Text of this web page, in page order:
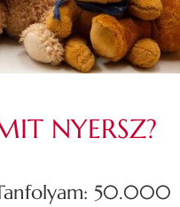
NYERSZ?
50.000